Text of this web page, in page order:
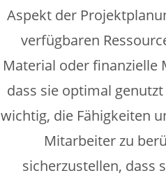
Aspekt der
verfügbaren
Material oder finanzielle
dass sie optimal
wichtig, die Fähigkeiten
Mitarbeiter zu
sicherzustellen, dass